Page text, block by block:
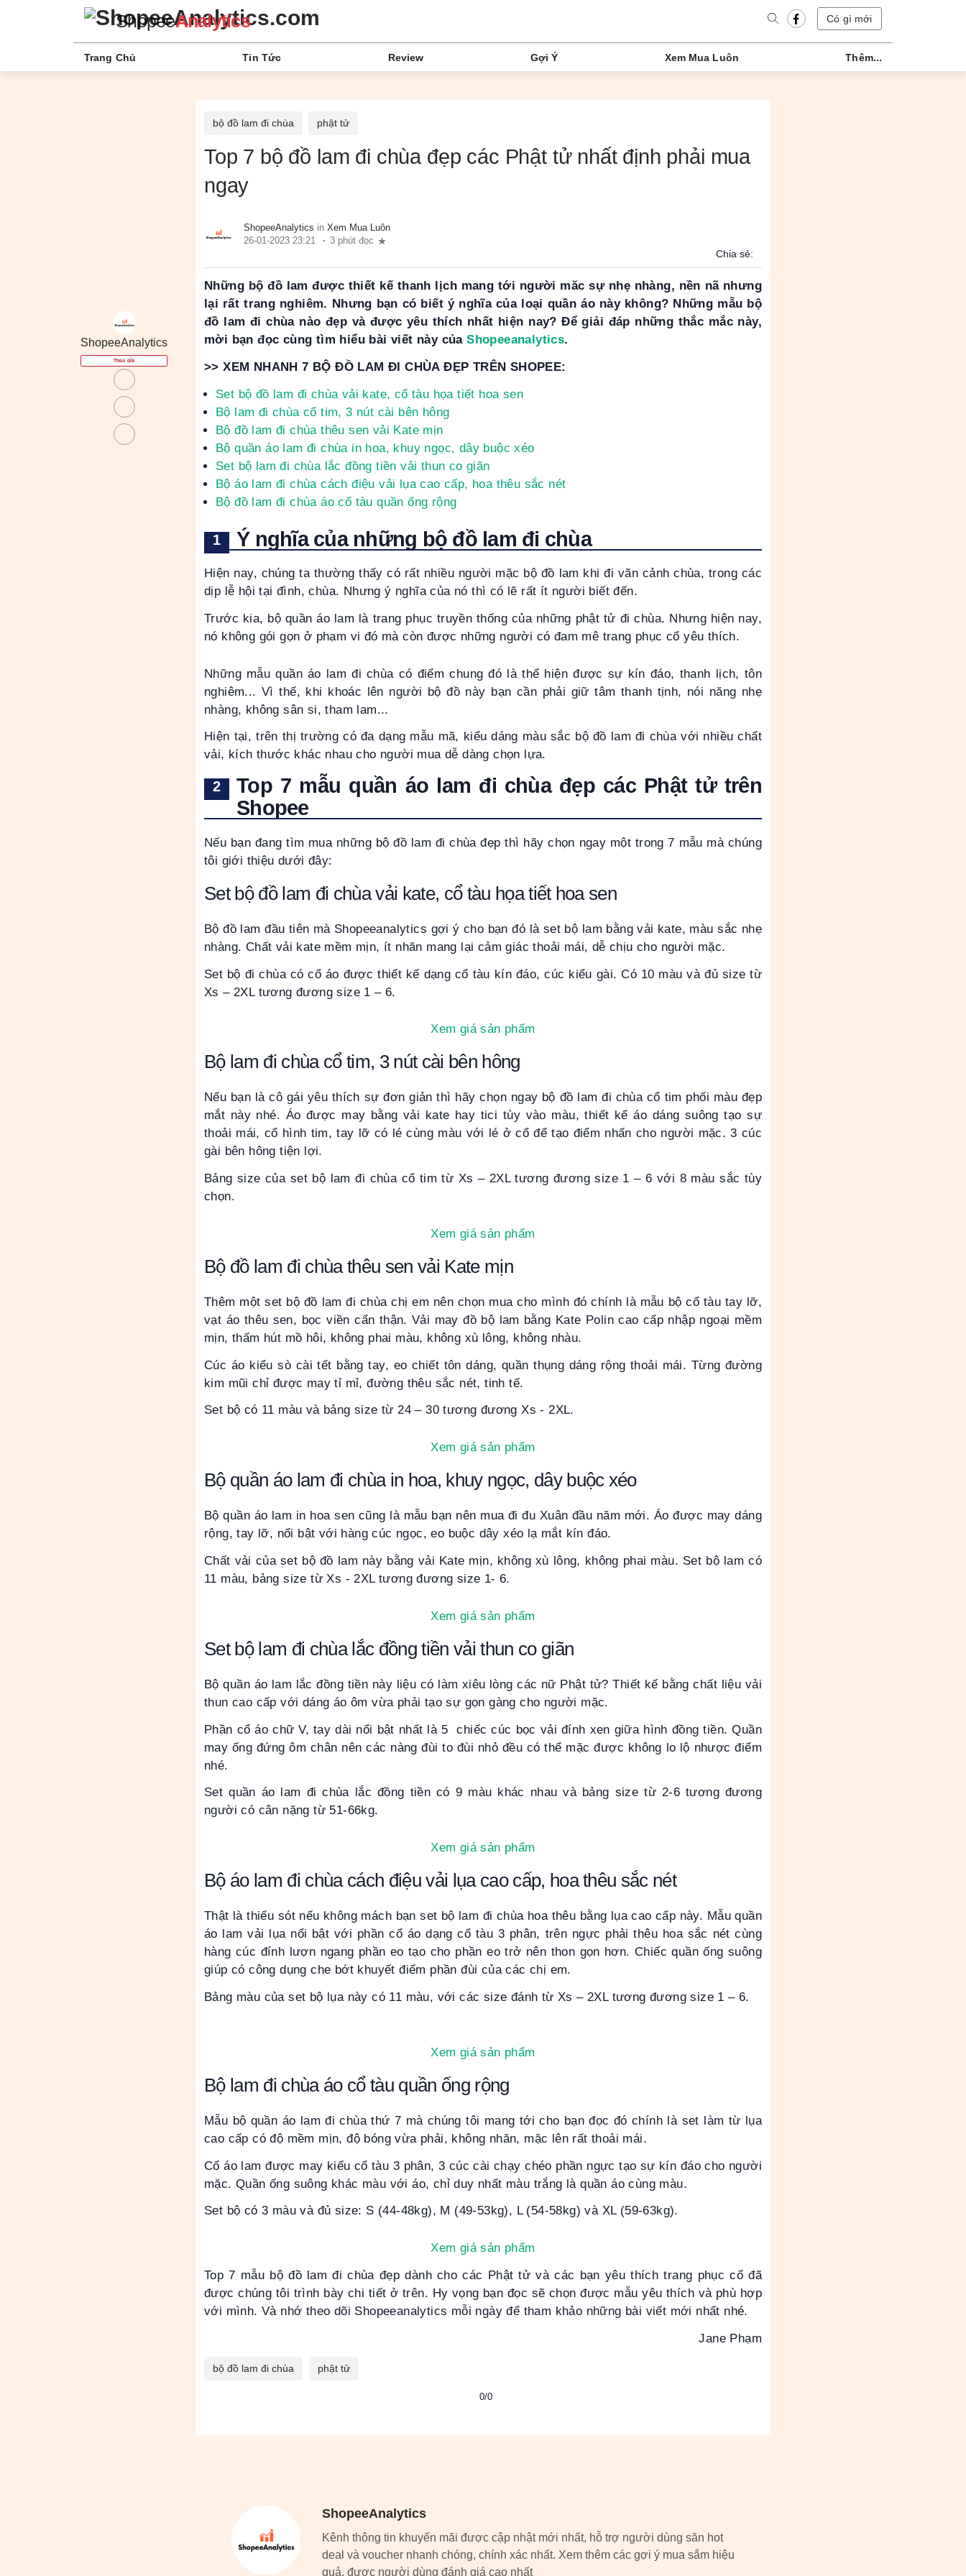
ShopeeAnalytics Có gì mới
Trang Chủ Tin Tức Review Gợi Ý Xem Mua Luôn Thêm...
bộ đồ lam đi chùa phật tử
Top 7 bộ đồ lam đi chùa đẹp các Phật tử nhất định phải mua
ngay
ShopeeAnalytics in Xem Mua Luôn
26-01-2023 23:21
3 phút đọc
Chia sẻ:
ShopeeAnalytics
Theo dõi
Những bộ đồ lam được thiết kế thanh lịch mang tới người măc sự nhẹ nhàng, nền nã nhưng
lại rất trang nghiêm. Nhưng bạn có biết ý nghĩa của loại quần áo này không? Những mẫu bộ
đồ lam đi chùa nào đẹp và được yêu thích nhất hiện nay? Để giải đáp những thắc mắc này,
mời bạn đọc cùng tìm hiểu bài viết này củaShopeeanalytics.
>> XEM NHANH 7 BỘ ĐỒ LAM ĐI CHÙA ĐẸP TRÊN SHOPEE:
Set bộ đồ lam đi chùa vải kate, cổ tàu họa tiết hoa sen
Bộ lam đi chùa cổ tim, 3 nút cài bên hông
Bộ đồ lam đi chùa thêu sen vải Kate mịn
Bộ quần áo lam đi chùa in hoa, khuy ngọc, dây buộc xéo
Set bộ lam đi chùa lắc đồng tiền vải thun co giãn
Bộ áo lam đi chùa cách điệu vải lụa cao cấp, hoa thêu sắc nét
Bộ đồ lam đi chùa áo cổ tàu quần ống rộng
Ý nghĩa của những bộ đồ lam đi chùa
Hiện nay, chúng ta thường thấy có rất nhiều người mặc bộ đồ lam khi đi vãn cảnh chùa, trong các
dịp lễ hội tại đình, chùa. Nhưng ý nghĩa của nó thì có lẽ rất ít người biết đến.
Trước kia, bộ quần áo lam là trang phục truyền thống của những phật tử đi chùa. Nhưng hiện nay,
nó không gói gọn ở phạm vi đó mà còn được những người có đam mê trang phục cổ yêu thích.
Những mẫu quần áo lam đi chùa có điểm chung đó là thể hiện được sự kín đáo, thanh lịch, tôn
nghiêm... Vì thế, khi khoác lên người bộ đồ này bạn cần phải giữ tâm thanh tịnh, nói năng nhẹ
nhàng, không sân si, tham lam...
Hiện tại, trên thị trường có đa dạng mẫu mã, kiểu dáng màu sắc bộ đồ lam đi chùa với nhiều chất
vải, kích thước khác nhau cho người mua dễ dàng chọn lựa.
Top 7 mẫu quần áo lam đi chùa đẹp các Phật tử trên
Shopee
Nếu bạn đang tìm mua những bộ đồ lam đi chùa đẹp thì hãy chọn ngay một trong 7 mẫu mà chúng
tôi giới thiệu dưới đây:
Set bộ đồ lam đi chùa vải kate, cổ tàu họa tiết hoa sen
Bộ đồ lam đầu tiên mà Shopeeanalytics gợi ý cho bạn đó là set bộ lam bằng vải kate, màu sắc nhẹ
nhàng. Chất vải kate mềm mịn, ít nhăn mang lại cảm giác thoải mái, dễ chịu cho người mặc.
Set bộ đi chùa có cổ áo được thiết kế dạng cổ tàu kín đáo, cúc kiểu gài. Có 10 màu và đủ size từ
Xs – 2XL tương đương size 1 – 6.
Xem giá sản phẩm
Bộ lam đi chùa cổ tim, 3 nút cài bên hông
Nếu bạn là cô gái yêu thích sự đơn giản thì hãy chọn ngay bộ đồ lam đi chùa cổ tim phối màu đẹp
mắt này nhé. Áo được may bằng vải kate hay tici tùy vào màu, thiết kế áo dáng suông tạo sự
thoải mái, cổ hình tim, tay lỡ có lé cùng màu với lé ở cổ để tạo điểm nhấn cho người mặc. 3 cúc
gài bên hông tiện lợi.
Bảng size của set bộ lam đi chùa cổ tim từ Xs – 2XL tương đương size 1 – 6 với 8 màu sắc tùy
chọn.
Xem giá sản phẩm
Bộ đồ lam đi chùa thêu sen vải Kate mịn
Thêm một set bộ đồ lam đi chùa chị em nên chọn mua cho mình đó chính là mẫu bộ cổ tàu tay lỡ,
vạt áo thêu sen, bọc viền cẩn thận. Vải may đồ bộ lam bằng Kate Polin cao cấp nhập ngoại mềm
mịn, thấm hút mồ hôi, không phai màu, không xù lông, không nhàu.
Cúc áo kiểu sò cài tết bằng tay, eo chiết tôn dáng, quần thụng dáng rộng thoải mái. Từng đường
kim mũi chỉ được may tỉ mỉ, đường thêu sắc nét, tinh tế.
Set bộ có 11 màu và bảng size từ 24 – 30 tương đương Xs - 2XL.
Xem giá sản phẩm
Bộ quần áo lam đi chùa in hoa, khuy ngọc, dây buộc xéo
Bộ quần áo lam in hoa sen cũng là mẫu bạn nên mua đi đu Xuân đầu năm mới. Áo được may dáng
rộng, tay lỡ, nổi bật với hàng cúc ngọc, eo buộc dây xéo lạ mắt kín đáo.
Chất vải của set bộ đồ lam này bằng vải Kate mịn, không xù lông, không phai màu. Set bộ lam có
11 màu, bảng size từ Xs - 2XL tương đương size 1- 6.
Xem giá sản phẩm
Set bộ lam đi chùa lắc đồng tiền vải thun co giãn
Bộ quần áo lam lắc đồng tiền này liệu có làm xiêu lòng các nữ Phật tử? Thiết kế bằng chất liệu vải
thun cao cấp với dáng áo ôm vừa phải tạo sự gọn gàng cho người mặc.
Phần cổ áo chữ V, tay dài nổi bật nhất là 5 chiếc cúc bọc vải đính xen giữa hình đồng tiền. Quần
may ống đứng ôm chân nên các nàng đùi to đùi nhỏ đều có thể mặc được không lo lộ nhược điểm
nhé.
Set quần áo lam đi chùa lắc đồng tiền có 9 màu khác nhau và bảng size từ 2-6 tương đương
người có cân nặng từ 51-66kg.
Xem giá sản phẩm
Bộ áo lam đi chùa cách điệu vải lụa cao cấp, hoa thêu sắc nét
Thật là thiếu sót nếu không mách bạn set bộ lam đi chùa hoa thêu bằng lụa cao cấp này. Mẫu quần
áo lam vải lụa nổi bật với phần cổ áo dạng cổ tàu 3 phân, trên ngực phải thêu hoa sắc nét cùng
hàng cúc đính lượn ngang phần eo tạo cho phần eo trở nên thon gọn hơn. Chiếc quần ống suông
giúp có công dụng che bớt khuyết điểm phần đùi của các chị em.
Bảng màu của set bộ lụa này có 11 màu, với các size đánh từ Xs – 2XL tương đương size 1 – 6.
Xem giá sản phẩm
Bộ lam đi chùa áo cổ tàu quần ống rộng
Mẫu bộ quần áo lam đi chùa thứ 7 mà chúng tôi mang tới cho bạn đọc đó chính là set làm từ lụa
cao cấp có độ mềm mịn, độ bóng vừa phải, không nhăn, mặc lên rất thoải mái.
Cổ áo lam được may kiểu cổ tàu 3 phân, 3 cúc cài chạy chéo phần ngực tạo sự kín đáo cho người
mặc. Quần ống suông khác màu với áo, chỉ duy nhất màu trắng là quần áo cùng màu.
Set bộ có 3 màu và đủ size: S (44-48kg), M (49-53kg), L (54-58kg) và XL (59-63kg).
Xem giá sản phẩm
Top 7 mẫu bộ đồ lam đi chùa đẹp dành cho các Phật tử và các bạn yêu thích trang phục cổ đã
được chúng tôi trình bày chi tiết ở trên. Hy vọng bạn đọc sẽ chọn được mẫu yêu thích và phù hợp
với mình. Và nhớ theo dõi Shopeeanalytics mỗi ngày để tham khảo những bài viết mới nhất nhé.
Jane Phạm
bộ đồ lam đi chùa phật tử
0/0
ShopeeAnalytics
Kênh thông tin khuyến mãi được cập nhật mới nhất, hỗ trợ người dùng săn hot
deal và voucher nhanh chóng, chính xác nhất. Xem thêm các gợi ý mua sắm hiệu
quả, được người dùng đánh giá cao nhất